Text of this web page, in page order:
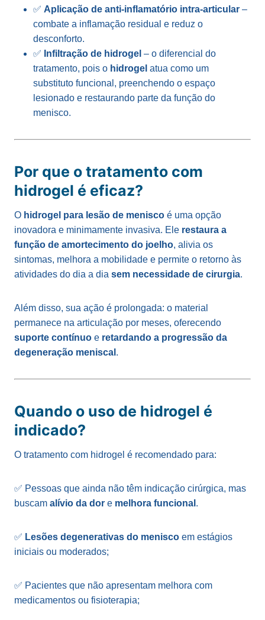
✅ Aplicação de anti-inflamatório intra-articular –
combate a inflamação residual e reduz o
desconforto.
✅ Infiltração de hidrogel – o diferencial do
tratamento, pois o hidrogel atua como um
substituto funcional, preenchendo o espaço
lesionado e restaurando parte da função do
menisco.
Por que o tratamento com
hidrogel é eficaz?
O hidrogel para lesão de menisco é uma opção
inovadora e minimamente invasiva. Ele restaura a
função de amortecimento do joelho, alivia os
sintomas, melhora a mobilidade e permite o retorno às
atividades do dia a dia sem necessidade de cirurgia.
Além disso, sua ação é prolongada: o material
permanece na articulação por meses, oferecendo
suporte contínuo e retardando a progressão da
degeneração meniscal .
Quando o uso de hidrogel é
indicado?
O tratamento com hidrogel é recomendado para:
✅ Pessoas que ainda não têm indicação cirúrgica, mas
buscam alívio da dor e melhora funcional .
✅ Lesões degenerativas do menisco em estágios
iniciais ou moderados;
✅ Pacientes que não apresentam melhora com
medicamentos ou fisioterapia;